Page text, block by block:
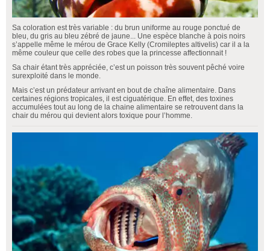
Sa coloration est très variable : du brun uniforme au rouge ponctué de
bleu, du gris au bleu zébré de jaune... Une espèce blanche à pois noirs
s’appelle même le mérou de Grace Kelly (Cromileptes altivelis) car il a la
même couleur que celle des robes que la princesse affectionnait !
Sa chair étant très appréciée, c’est un poisson très souvent pêché voire
surexploité dans le monde.
Mais c’est un prédateur arrivant en bout de chaîne alimentaire. Dans
certaines régions tropicales, il est ciguatérique. En effet, des toxines
accumulées tout au long de la chaine alimentaire se retrouvent dans la
chair du mérou qui devient alors toxique pour l’homme.